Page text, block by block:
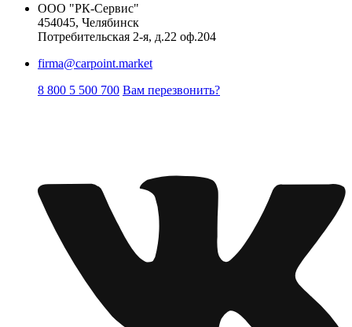
ООО "РК-Сервис"
454045, Челябинск
Потребительская 2-я, д.22 оф.204
firma@carpoint.market
8 800 5 500 700 Вам перезвонить?